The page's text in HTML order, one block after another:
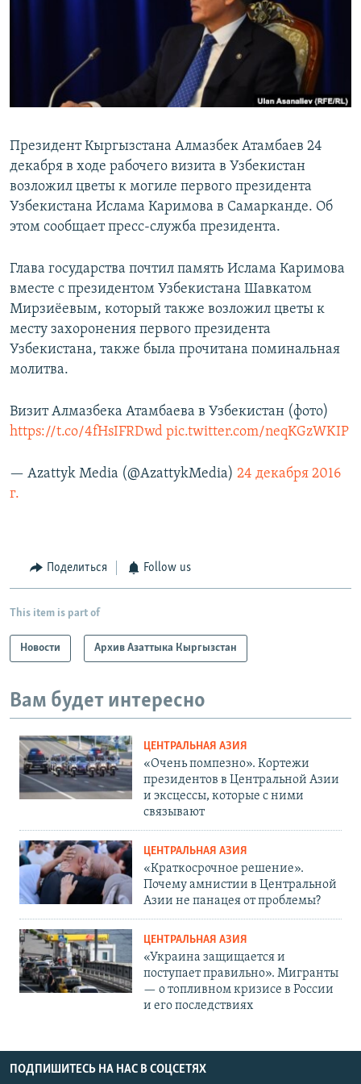
Президент Кыргызcтана Алмазбек Атамбаев 24
декабря в ходе рабочего визита в Узбекистан
возложил цветы к могиле первого президента
Узбекистана Ислама Каримова в Самарканде. Об
этом сообщает пресс-служба президента.
Глава государства почтил память Ислама Каримова
вместе с президентом Узбекистана Шавкатом
Мирзиёевым, который также возложил цветы к
месту захоронения первого президента
Узбекистана, также была прочитана поминальная
молитва.
Визит Алмазбека Атамбаева в Узбекистан (фото)
https://t.co/4fHsIFRDwd pic.twitter.com/neqKGzWKIP
— Azattyk Media (@AzattykMedia) 24 декабря 2016
г.
Поделиться Follow us
This item is part of
Новости Архив Азаттыка Кыргызстан
Вам будет интересно
ЦЕНТРАЛЬНАЯ АЗИЯ
«Очень помпезно». Кортежи
президентов в Центральной Азии
и эксцессы, которые с ними
связывают
ЦЕНТРАЛЬНАЯ АЗИЯ
«Краткосрочное решение».
Почему амнистии в Центральной
Азии не панацея от проблемы?
ЦЕНТРАЛЬНАЯ АЗИЯ
«Украина защищается и
поступает правильно». Мигранты
— о топливном кризисе в России
и его последствиях
ПОДПИШИТЕСЬ НА НАС В СОЦСЕТЯХ